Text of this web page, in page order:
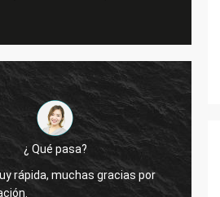
¿ Qué pasa?
rápida, muchas gracias por